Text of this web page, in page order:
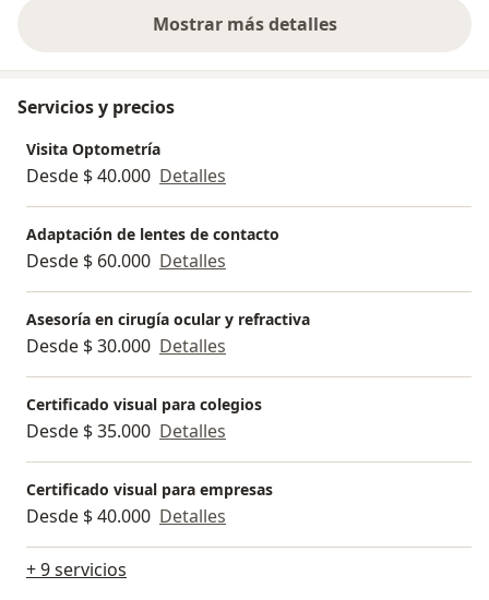
Mostrar más detalles
sobre la experiencia
Servicios y precios
Visita Optometría
Desde $ 40.000 Detalles
Adaptación de lentes de contacto
Desde $ 60.000 Detalles
Asesoría en cirugía ocular y refractiva
Desde $ 30.000 Detalles
Certificado visual para colegios
Desde $ 35.000 Detalles
Certificado visual para empresas
Desde $ 40.000 Detalles
+ 9 servicios